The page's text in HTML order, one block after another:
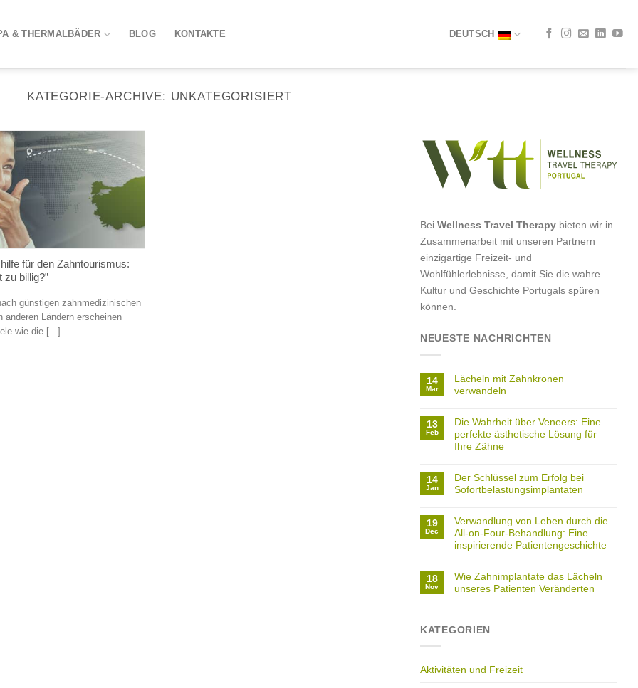
& THERMALBÄDER BLOG KONTAKTE DEUTSCH
KATEGORIE-ARCHIVE: UNKATEGORISIERT
für den Zahntourismus:
zu billig?”
günstigen zahnmedizinischen
anderen Ländern erscheinen
wie die [...]
Bei Wellness Travel Therapy bieten wir in
Zusammenarbeit mit unseren Partnern
einzigartige Freizeit- und
Wohlfühlerlebnisse, damit Sie die wahre
Kultur und Geschichte Portugals spüren
können.
NEUESTE NACHRICHTEN
14
Mar
Lächeln mit Zahnkronen
verwandeln
13
Feb
Die Wahrheit über Veneers: Eine
perfekte ästhetische Lösung für
Ihre Zähne
14
Jan
Der Schlüssel zum Erfolg bei
Sofortbelastungsimplantaten
19
Dec
Verwandlung von Leben durch die
All-on-Four-Behandlung: Eine
inspirierende Patientengeschichte
18
Nov
Wie Zahnimplantate das Lächeln
unseres Patienten Veränderten
KATEGORIEN
Aktivitäten und Freizeit